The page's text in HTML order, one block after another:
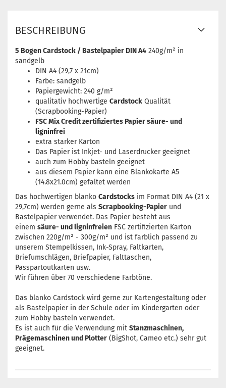
BESCHREIBUNG
5 Bogen Cardstock / Bastelpapier DIN A4 240g/m² in
sandgelb
DIN A4 (29,7 x 21cm)
Farbe: sandgelb
Papiergewicht: 240 g/m²
qualitativ hochwertige Cardstock Qualität
(Scrapbooking-Papier)
FSC Mix Credit zertifiziertes Papier säure- und
ligninfrei
extra starker Karton
Das Papier ist Inkjet- und Laserdrucker geeignet
auch zum Hobby basteln geeignet
aus diesem Papier kann eine Blankokarte A5
(14.8x21.0cm) gefaltet werden
Das hochwertigen blanko Cardstocks im Format DIN A4 (21 x
29,7cm) werden gerne als Scrapbooking-Papier und
Bastelpapier verwendet. Das Papier besteht aus
einem säure- und ligninfreien FSC zertifizierten Karton
zwischen 220g/m² - 300g/m² und ist farblich passend zu
unserem Stempelkissen, Ink-Spray, Faltkarten,
Briefumschlägen, Briefpapier, Falttaschen,
Passpartoutkarten usw.
Wir führen über 70 verschiedene Farbtöne.
Das blanko Cardstock wird gerne zur Kartengestaltung oder
als Bastelpapier in der Schule oder im Kindergarten oder
zum Hobby basteln verwendet.
Es ist auch für die Verwendung mit Stanzmaschinen,
Prägemaschinen und Plotter (BigShot, Cameo etc.) sehr gut
geeignet.